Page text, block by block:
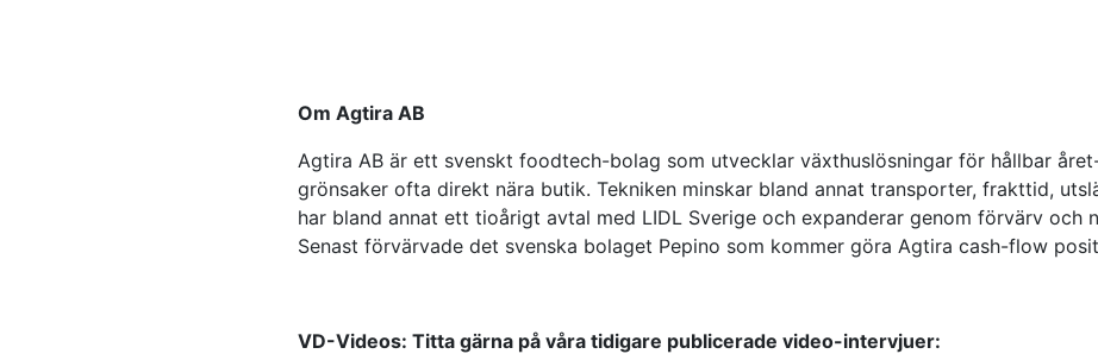
Om Agtira AB
Agtira AB är ett svenskt foodtech-bolag som utvecklar växthuslösningar för hållbar
grönsaker ofta direkt nära butik. Tekniken minskar bland annat transporter, frakttid,
har bland annat ett tioårigt avtal med LIDL Sverige och expanderar genom förvärv och
Senast förvärvade det svenska bolaget Pepino som kommer göra Agtira cash-flow
VD-Videos: Titta gärna på våra tidigare publicerade video-intervjuer: